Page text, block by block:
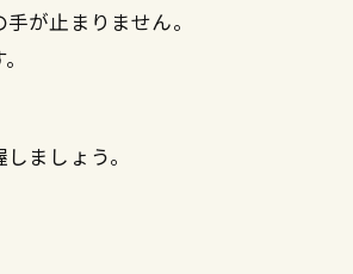
が止まりません。
ましょう。